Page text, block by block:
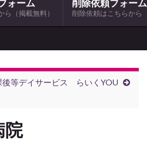
ォーム
（掲載無料）
削除依頼フォーム
削除依頼はこちらから
後等デイサービス らいくYOU
院